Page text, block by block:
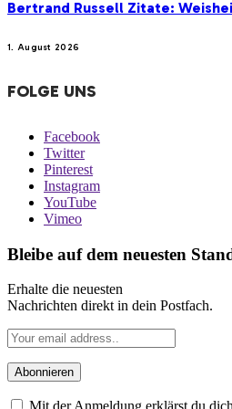
Bertrand Russell Zitate:
1. August 2026
FOLGE UNS
Facebook
Twitter
Pinterest
Instagram
YouTube
Vimeo
Bleibe auf dem neuesten
Erhalte die neuesten
Nachrichten direkt in dein Postfach.